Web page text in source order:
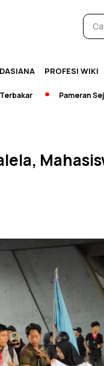
PROFESI WIKI
Pameran Sejarah